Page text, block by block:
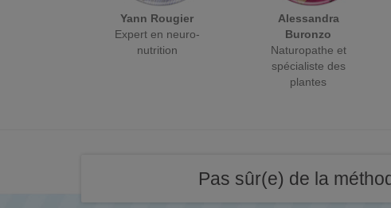
Yann Rougier
Expert en neuro-
nutrition
Alessandra
Buronzo
Naturopathe et
spécialiste des
plantes
Pas sûr(e) de la